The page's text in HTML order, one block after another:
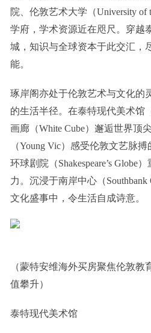
院、伦敦艺术大学（University of
学府，学术资源近在咫尺。穿越
城，知识与全球资本于此交汇，
能。
琢岸阁亦处于伦敦艺术与文化的
的生活半径。在泰特现代美术馆
画廊（White Cube）邂逅世界顶
（Young Vic）感受伦敦文艺脉
环球剧院（Shakespeare’s Globe
力。沉浸于南岸中心（Southbank
文化盛事中，令生活自成诗意。
（蒙特安维海外买房聚焦伦敦教
值攀升）
泰特现代美术馆